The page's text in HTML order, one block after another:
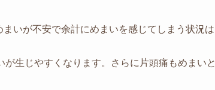
いが不安で余計にめまいを感じてしまう状況は
生じやすくなります。さらに片頭痛もめまいと